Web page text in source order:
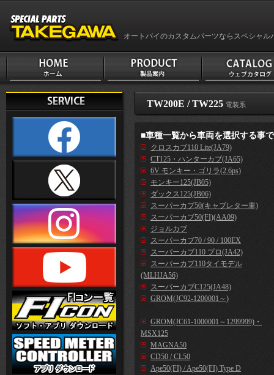
オートバイのカスタムパーツならスペシャル
TW200E / TW225 電装系
■車種一覧から車両を選択する事
クロスカブ110 Lite(JA79)
CT125・ハンターカブ(JA65)
6V モンキー・ゴリラ(2.6ps)
モンキー125(JB05)
ダックス125(JB06)
スーパーカブ50(キャブレター車)
スーパーカブ50(FI)(AA09)
ジョルカブ
スーパーカブ70 / 90 / 100EX
スーパーカブ110 プロ(JA42)
スーパーカブ110タイモデル
(MLHJA56)
スーパーカブC125(JA48)
GROM(JC92-1200001～)
GROM(JC61-1000001～1299999)・
MSX125
MAGNA50
CD50 / CL50
Ape50(FI) / Ape50(FI) Type D